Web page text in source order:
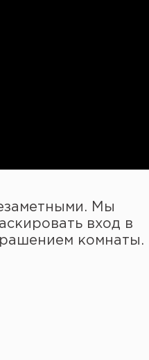
Мы
вход в
комнаты.